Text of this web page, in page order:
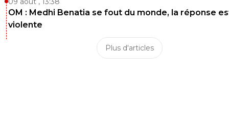
OM : Medhi Benatia se fout du monde, la réponse
violente
Plus d'articles